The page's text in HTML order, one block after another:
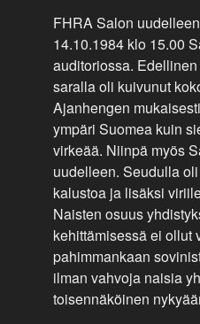
FHRA Salon
14.10.1984 klo 15.00
auditoriossa.
saralla oli kuivunut
Ajanhengen
ympäri Suomea kuin
virkeää. Niinpä myös
uudelleen. Seudulla
kalustoa ja lisäksi
Naisten osuus
kehittämisessä ei ollut
pahimmankaan
ilman vahvoja naisia
toisennäköinen